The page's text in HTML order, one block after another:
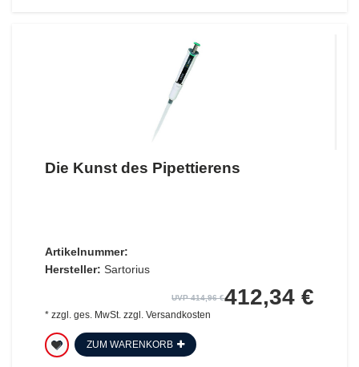
Die Kunst des Pipettierens
Artikelnummer:
Hersteller: Sartorius
UVP 414,96 €412,34 €
* zzgl. ges. MwSt. zzgl. Versandkosten
ZUM WARENKORB